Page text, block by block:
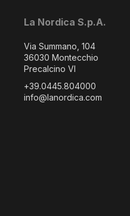
La Nordica S.p.A.
Via Summano, 104
36030 Montecchio
Precalcino VI
+39.0445.804000
info@lanordica.com